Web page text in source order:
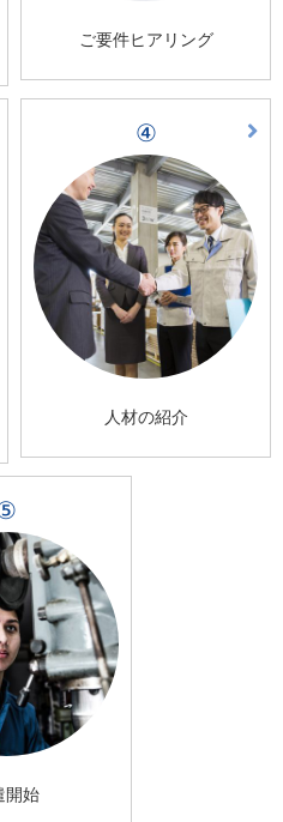
ご要件ヒアリング
④
人材の紹介
開始